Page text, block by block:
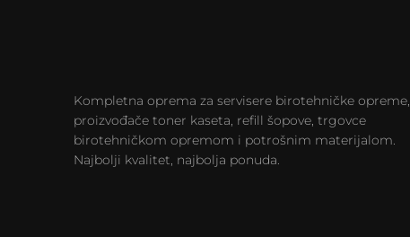
Kompletna oprema za servisere birotehničke opreme,
proizvođače toner kaseta, refill šopove, trgovce
birotehničkom opremom i potrošnim materijalom.
Najbolji kvalitet, najbolja ponuda.